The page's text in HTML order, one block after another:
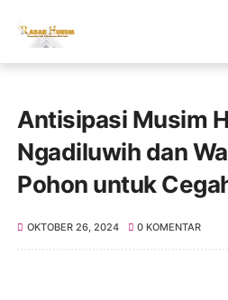
Antisipasi Musim
Ngadiluwih dan
Pohon untuk
OKTOBER 26, 2024 0 KOMENTAR